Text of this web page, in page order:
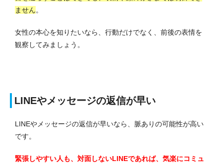
ません。
女性の本心を知りたいなら、行動だけでなく、前後の表情を
観察してみましょう。
LINEやメッセージの返信が早い
LINEやメッセージの返信が早いなら、脈ありの可能性が高い
です。
緊張しやすい人も、対面しないLINEであれば、気楽にコミュ